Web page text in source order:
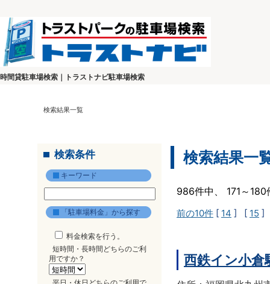
時間貸駐車場検索｜トラストナビ駐車場検索
検索結果一覧
検索条件
キーワード
「駐車場料金」から探す
料金検索を行う。
短時間・長時間どちらのご利
用ですか？
検索結果一
986件中、 171～
前の10件 [ 14 ] [ 15 ]
西鉄イン小倉